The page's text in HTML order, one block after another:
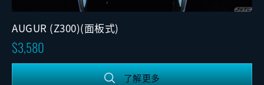
AUGUR (Z300)(面板式)
3,580
了解更多